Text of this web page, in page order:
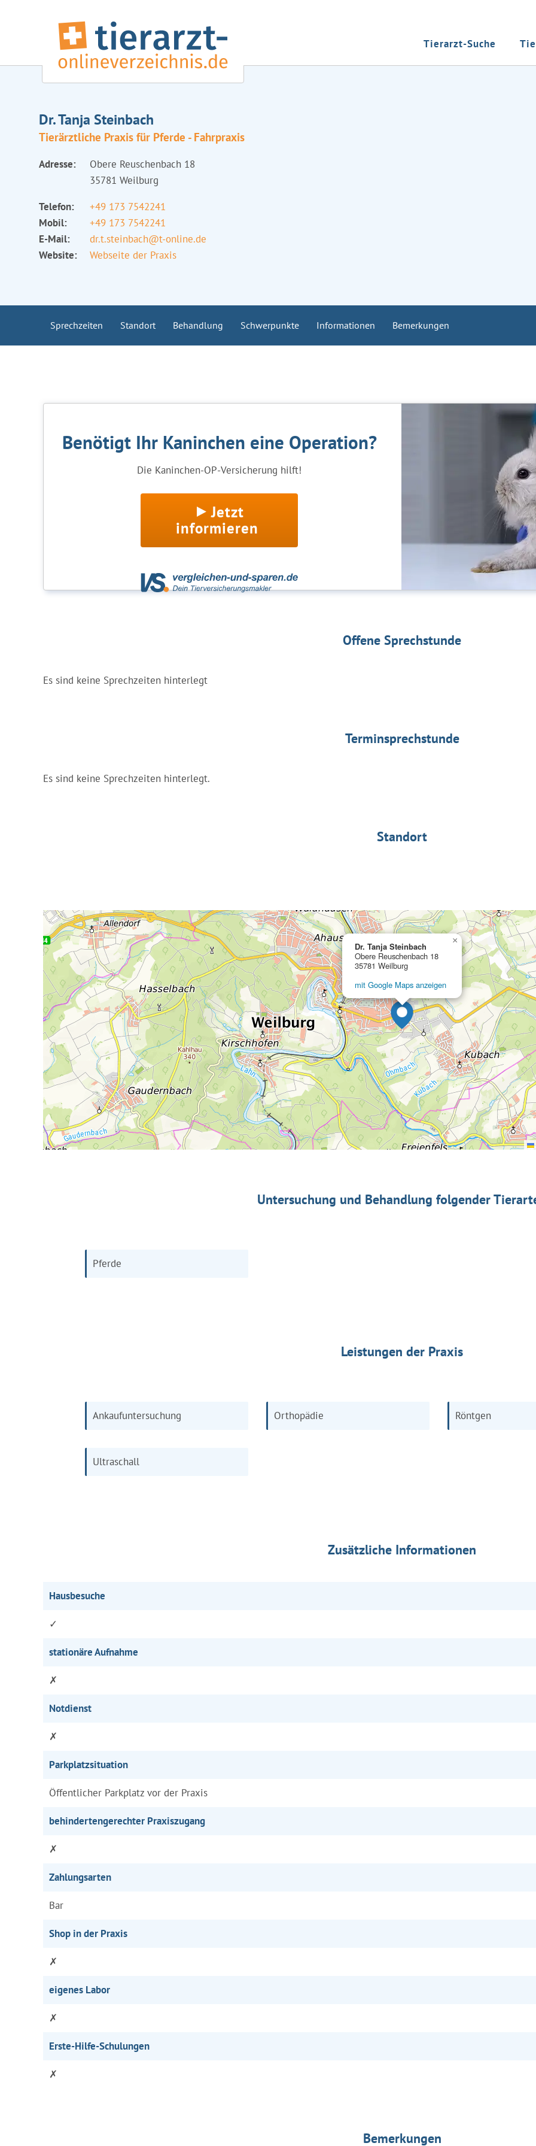
Tierarzt-Suche
Dr. Tanja Steinbach
Tierärztliche Praxis für Pferde - Fahrpraxis
Adresse:
Obere Reuschenbach 18
35781 Weilburg
Telefon:
+49 173 7542241
Mobil:
+49 173 7542241
E-Mail:
dr.t.steinbach@t-online.de
Website:
Webseite der Praxis
Sprechzeiten Standort Behandlung Schwerpunkte Informationen Bemerkungen
Benötigt Ihr Kaninchen eine Operation?
Die Kaninchen-OP-Versicherung hilft!
Jetzt
informieren
Offene Sprechstunde
Es sind keine Sprechzeiten hinterlegt
Terminsprechstunde
Es sind keine Sprechzeiten hinterlegt.
Standort
Dr. Tanja Steinbach
Obere Reuschenbach 18
35781 Weilburg
mit Google Maps anzeigen
×
Untersuchung und Behandlung folgender
Pferde
Leistungen der Praxis
Ankaufuntersuchung Orthopädie Röntgen
Ultraschall
Zusätzliche Informationen
Hausbesuche
✓
stationäre Aufnahme
✗
Notdienst
✗
Parkplatzsituation
Öffentlicher Parkplatz vor der Praxis
behindertengerechter Praxiszugang
✗
Zahlungsarten
Bar
Shop in der Praxis
✗
eigenes Labor
✗
Erste-Hilfe-Schulungen
✗
Bemerkungen